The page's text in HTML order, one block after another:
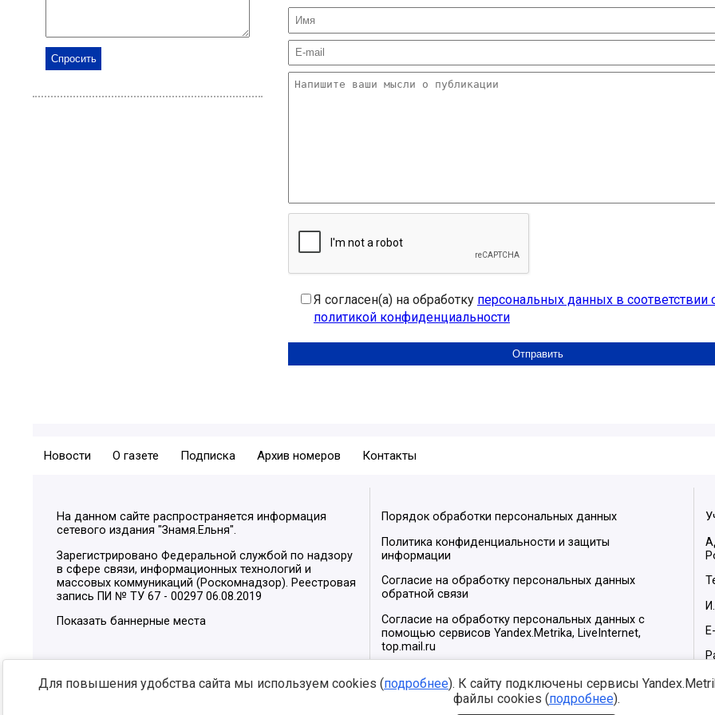
Я согласен(а) на обработку персональных данных в соответствии
политикой конфиденциальности
Новости О газете Подписка Архив номеров Контакты
На данном сайте распространяется информация
сетевого издания "Знамя.Ельня".
Зарегистрировано Федеральной службой по надзору
в сфере связи, информационных технологий и
массовых коммуникаций (Роскомнадзор). Реестровая
запись ПИ № ТУ 67 - 00297 06.08.2019
Показать баннерные места
Порядок обработки персональных данных
Политика конфиденциальности и защиты
информации
Согласие на обработку персональных данных
обратной связи
Согласие на обработку персональных данных с
помощью сервисов Yandex.Metrika, LiveInternet,
top.mail.ru
Для повышения удобства сайта мы используем cookies (подробнее). К сайту подключены сервисы
файлы cookies (подробнее).